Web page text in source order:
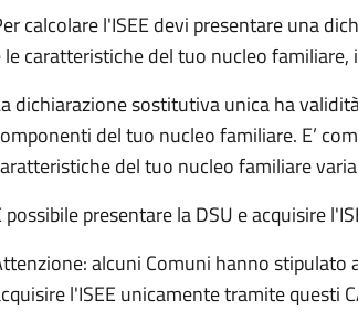
calcolare l'ISEE devi presentare una
le caratteristiche del tuo nucleo
dichiarazione sostitutiva unica ha
del tuo nucleo familiare. E’
del tuo nucleo familiare
possibile presentare la DSU e acquisire
alcuni Comuni hanno stipulato
l'ISEE unicamente tramite questi